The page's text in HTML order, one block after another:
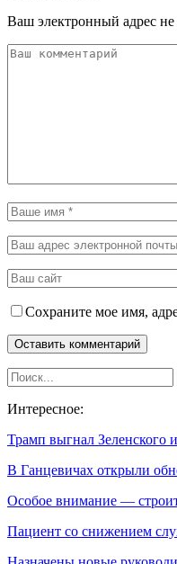
Ваш электронный адрес не
Сохраните мое имя,
Интересное:
Трамп выгнал Зеленского
В Ганцевичах открыли
Особое внимание —
Пациент со снижением